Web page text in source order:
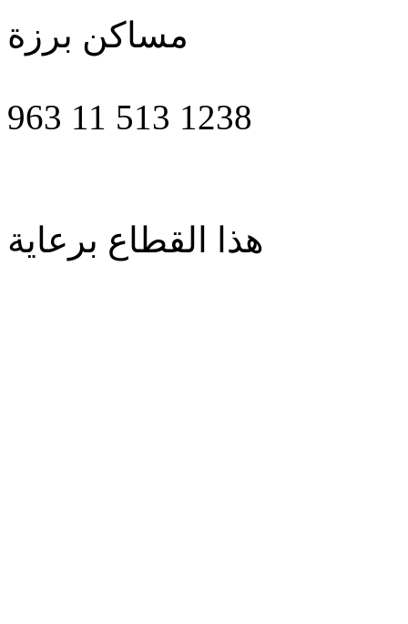
مساكن برزة
963 11 513 1238
هذا القطاع برعاية